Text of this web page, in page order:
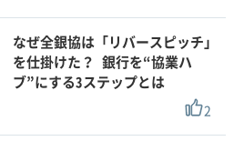
なぜ全銀協は「リバースピッチ」
を仕掛けた？ 銀行を“協業ハ
ブ”にする3ステップとは
2